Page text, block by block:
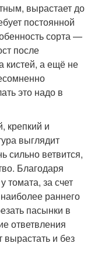
вырастает до
постоянной
сорта —
после
кистей, а ещё не
это надо в
крепкий и
выглядит
сильно ветвится,
Благодаря
томата, за счет
раннего
пасынки в
ответвления
вырастать и без